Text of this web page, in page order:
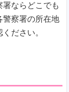
ならどこでも
警察署の所在地
ください。